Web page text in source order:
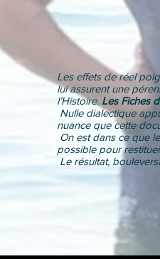
Les effets de réel
lui assurent une
l’Histoire. Les Fiches
Nulle dialectique
nuance que cette
On est dans ce que
possible pour
Le résultat,